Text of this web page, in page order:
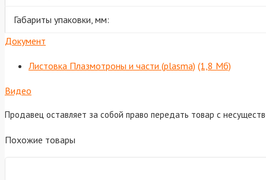
Габариты упаковки, мм:
Документ
Листовка Плазмотроны и части (plasma) (1,8 Мб)
Видео
Продавец оставляет за собой право передать товар с
Похожие товары